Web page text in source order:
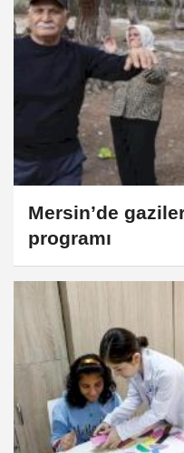
Mersin’de
programı